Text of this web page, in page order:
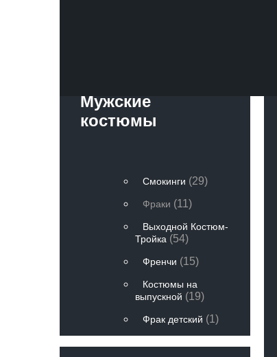
Мужские
костюмы
Смокинги (29)
Фраки (11)
Выходной Костюм-
Тройка (54)
Френчи (15)
Костюмы на
выпускной (19)
Фрак детский (1)